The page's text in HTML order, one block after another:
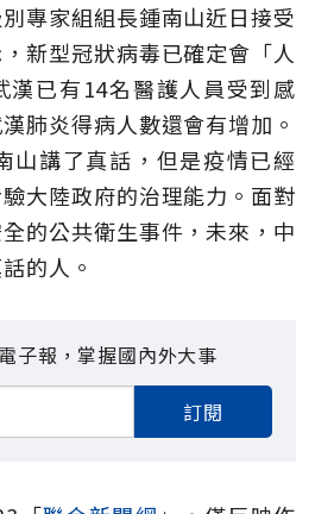
專家組組長鍾南山近日接受
新型冠狀病毒已確定會「人
漢已有14名醫護人員受到感
肺炎得病人數還會有增加。
山講了真話，但是疫情已經
大陸政府的治理能力。面對
的公共衛生事件，未來，中
的人。
子報，掌握國內外大事
訂閱